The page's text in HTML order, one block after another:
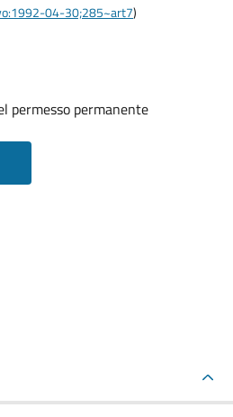
04-30;285~art7)
permesso permanente